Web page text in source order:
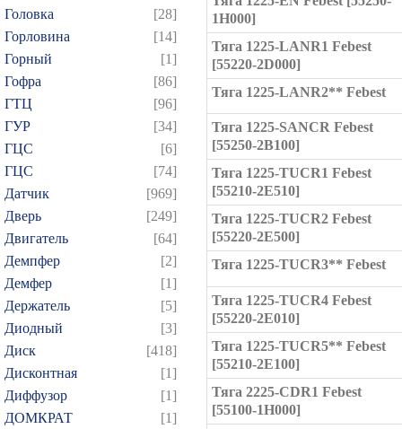
Головка
[28]
Горловина
[14]
Горный
[1]
Гофра
[86]
ГТЦ
[96]
ГУР
[34]
ГЦC
[6]
ГЦС
[74]
Датчик
[969]
Дверь
[249]
Двигатель
[64]
Демпфер
[2]
Демфер
[1]
Держатель
[5]
Диодный
[3]
Диск
[418]
Дисконтная
[1]
Диффузор
[1]
ДОМКРАТ
[1]
1H000]
Тяга 1225-LANR1 Febest
[55220-2D000]
Тяга 1225-LANR2** Febest
Тяга 1225-SANCR Febest
[55250-2B100]
Тяга 1225-TUCR1 Febest
[55210-2E510]
Тяга 1225-TUCR2 Febest
[55220-2E500]
Тяга 1225-TUCR3** Febest
Тяга 1225-TUCR4 Febest
[55220-2E010]
Тяга 1225-TUCR5** Febest
[55210-2E100]
Тяга 2225-CDR1 Febest
[55100-1H000]